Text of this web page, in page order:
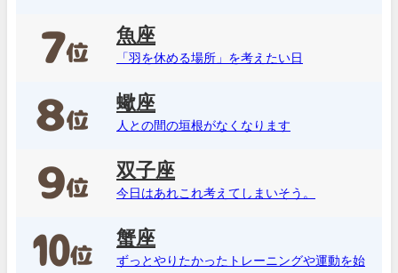
魚座
「羽を休める場所」を考えたい日
蠍座
人との間の垣根がなくなります
双子座
今日はあれこれ考えてしまいそう。
蟹座
ずっとやりたかったトレーニングや運動を始